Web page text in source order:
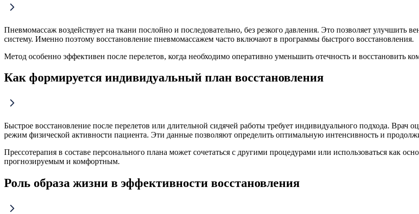
Пневмомассаж воздействует на ткани послойно и последовательно, без резкого давления. Это позволяет улучшить
систему. Именно поэтому восстановление пневмомассажем часто включают в программы быстрого восстановления.
Метод особенно эффективен после перелетов, когда необходимо оперативно уменьшить отечность и восстановить
Как формируется индивидуальный план восстановления
Быстрое восстановление после перелетов или длительной сидячей работы требует индивидуального подхода.
режим физической активности пациента. Эти данные позволяют определить оптимальную интенсивность и
Прессотерапия в составе персонального плана может сочетаться с другими процедурами или использоваться как
прогнозируемым и комфортным.
Роль образа жизни в эффективности восстановления